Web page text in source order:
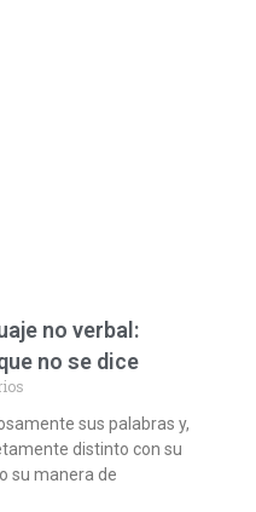
no verbal:
no se dice
sus palabras y,
distinto con su
su manera de